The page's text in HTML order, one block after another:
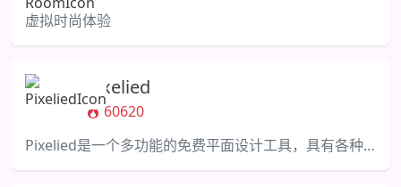
虚拟时尚体验
Pixelied
60620
Pixelied是一个多功能的免费平面设计工具，具有各种功能和丰富的库存。